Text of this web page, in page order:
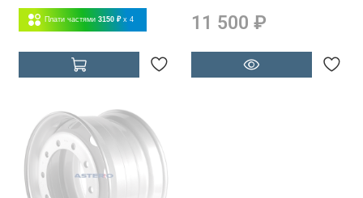
Плати частями 3150 ₽ x 4 11 500 ₽